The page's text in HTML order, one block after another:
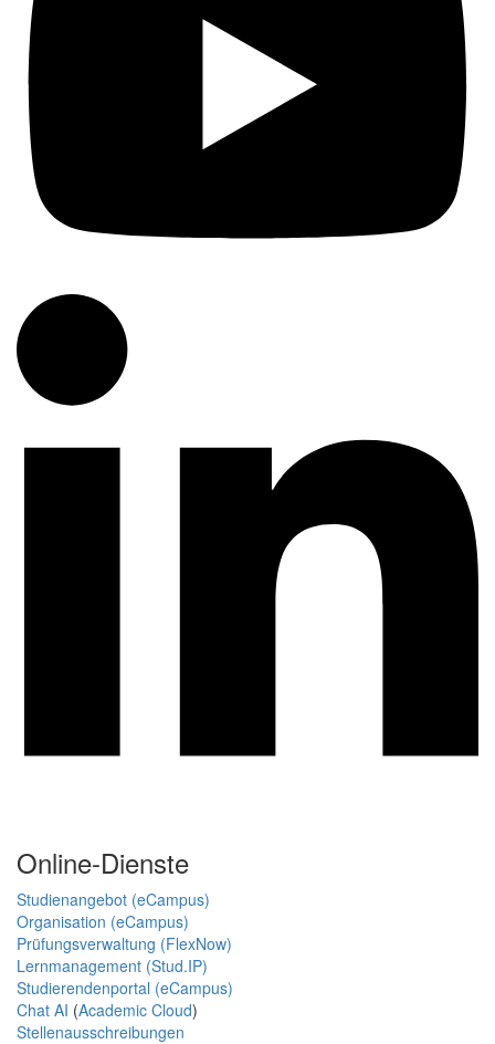
Online-Dienste
Studienangebot (eCampus)
Organisation (eCampus)
Prüfungsverwaltung (FlexNow)
Lernmanagement (Stud.IP)
Studierendenportal (eCampus)
Chat AI (Academic Cloud)
Stellenausschreibungen